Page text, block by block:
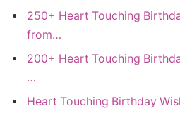
250+ Heart Touching
from…
200+ Heart Touching
…
Heart Touching Birthday